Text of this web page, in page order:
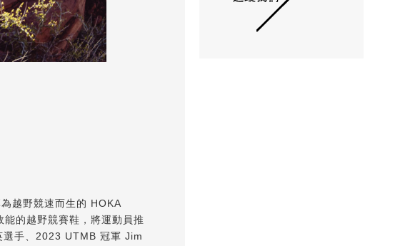
越野競速而生的 HOKA
的越野競賽鞋，將運動員推
選手、2023 UTMB 冠軍 Jim